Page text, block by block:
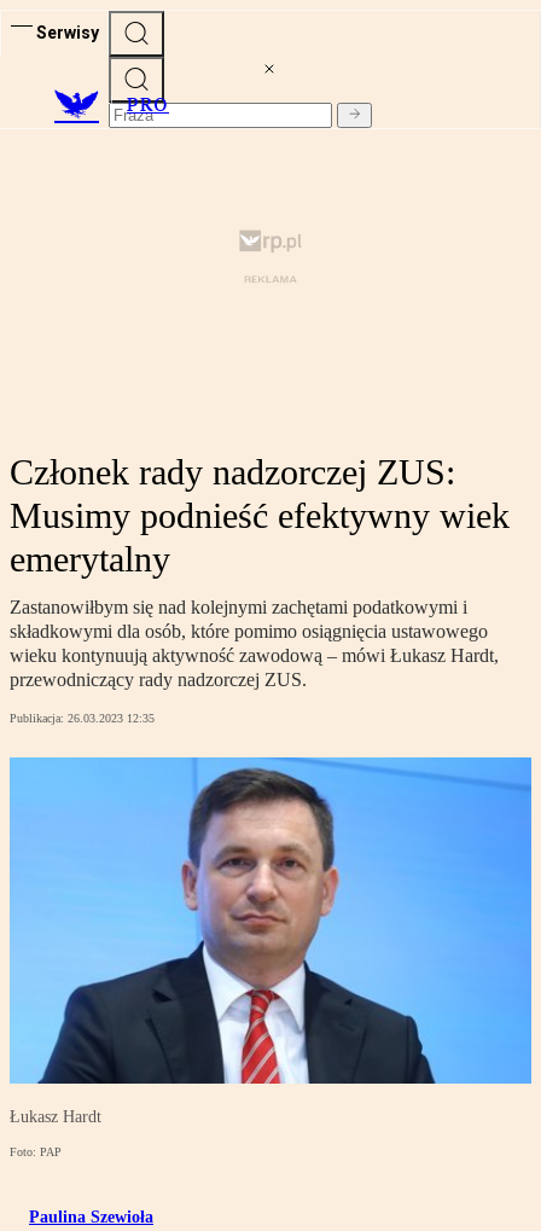
Serwisy
PRO
Członek rady nadzorczej ZUS:
Musimy podnieść efektywny wiek
emerytalny
Zastanowiłbym się nad kolejnymi zachętami podatkowymi i
składkowymi dla osób, które pomimo osiągnięcia ustawowego
wieku kontynuują aktywność zawodową – mówi Łukasz Hardt,
przewodniczący rady nadzorczej ZUS.
Publikacja: 26.03.2023 12:35
Łukasz Hardt
Foto: PAP
Paulina Szewioła